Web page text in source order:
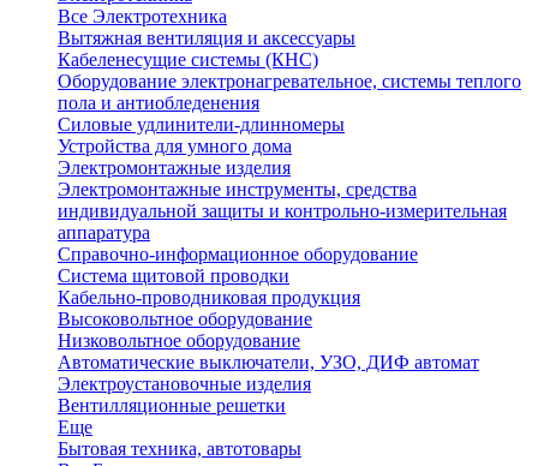
Все Электротехника
Вытяжная вентиляция и аксессуары
Кабеленесущие системы (КНС)
Оборудование электронагревательное, системы теплого
пола и антиобледенения
Силовые удлинители-длинномеры
Устройства для умного дома
Электромонтажные изделия
Электромонтажные инструменты, средства
индивидуальной защиты и контрольно-измерительная
аппаратура
Справочно-информационное оборудование
Система щитовой проводки
Кабельно-проводниковая продукция
Высоковольтное оборудование
Низковольтное оборудование
Автоматические выключатели, УЗО, ДИФ автомат
Электроустановочные изделия
Вентилляционные решетки
Еще
Бытовая техника, автотовары